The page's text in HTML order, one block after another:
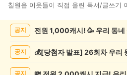
칠원읍 이웃들이 직접 올린 독서/글쓰기
공지 전원 1,000캐시! 🥳 우리 동
공지
공지